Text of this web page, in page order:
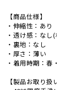
【商品仕様】
・伸縮性：あり
・透け感：なし
・裏地：なし
・厚さ：薄い
・着用時期：春
【製品お取り扱